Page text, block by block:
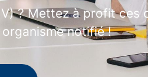
? Mettez à profit ces
notifié !